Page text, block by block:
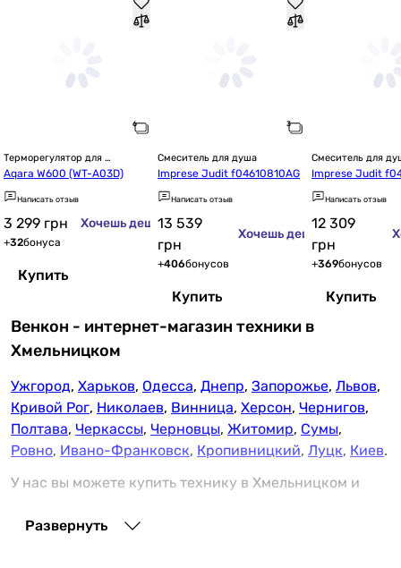
Терморегулятор для
радиатора отопления
Aqara W600 (WT-A03D)
Написать отзыв
3 299 грн Хочешь дешевле?
+32бонуса
Купить
Смеситель для душа
Imprese Judit f04610810AG
Написать отзыв
13 539
грн
Хочешь дешевле?
+406бонусов
Купить
Смеситель для
Imprese Judit
Написать отзыв
12 309
грн
+369бонусов
Купить
Венкон - интернет-магазин техники в
Хмельницком
Ужгород, Харьков, Одесса, Днепр, Запорожье, Львов,
Кривой Рог, Николаев, Винница, Херсон, Чернигов,
Полтава, Черкассы, Черновцы, Житомир, Сумы,
Ровно, Ивано-Франковск, Кропивницкий, Луцк, Киев.
У нас вы можете купить технику в Хмельницком и
адресу:
Развернуть